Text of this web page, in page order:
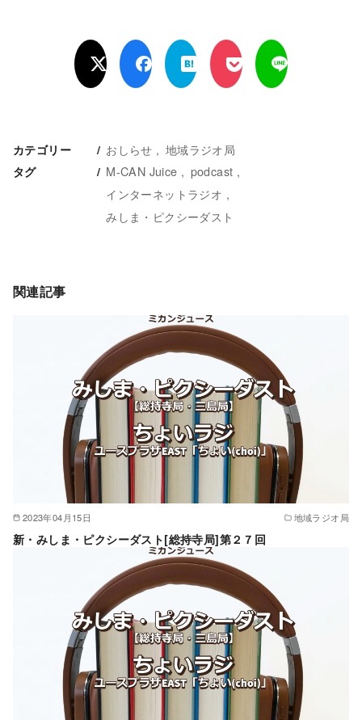
カテゴリー おしらせ 地域ラジオ局
タグ M-CAN Juice
podcast
インターネットラジオ
みしま・ピクシーダスト
関連記事
2023年04月15日 地域ラジオ局
新・みしま・ピクシーダスト[総持寺局]第２７回